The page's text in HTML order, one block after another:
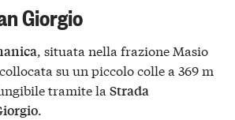
Giorgio
, situata nella frazione Masio
su un piccolo colle a 369 m
tramite la Strada
.